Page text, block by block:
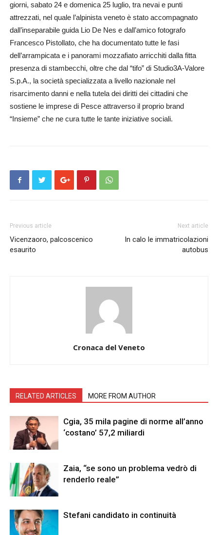
giorni, sabato 24 e domenica 25 luglio, tra nevai e punti
attrezzati, nel quale l’alpinista veneto è stato accompagnato
dall’inseparabile guida Lio De Nes e dall’amico fotografo
Francesco Pistollato, che ha documentato tutte le fasi
dell’arrampicata e i panorami mozzafiato arricchiti dalla fitta
presenza di stambecchi, oltre che dal “tifo” di Studio3A-Valore
S.p.A., la società specializzata a livello nazionale nel
risarcimento danni e nella tutela dei diritti dei cittadini che
sostiene le imprese di Pesce attraverso il proprio brand
“Insieme” che ne cura tutte le tante iniziative sociali.
Previous article
Vicenzaoro, palcoscenico
esaurito
Next article
In calo le immatricolazioni
autobus
Cronaca del Veneto
RELATED ARTICLES MORE FROM AUTHOR
Cgia, 35 mila pagine di norme all’anno
‘costano’ 57,2 miliardi
Zaia, “se sono un problema vedrò di
renderlo reale”
Stefani candidato in continuità